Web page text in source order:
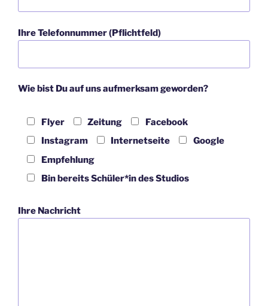
Ihre Telefonnummer (Pflichtfeld)
Wie bist Du auf uns aufmerksam geworden?
Flyer Zeitung
Facebook
Instagram
Internetseite
Google
Empfehlung
Bin bereits Schüler*in des Studios
Ihre Nachricht